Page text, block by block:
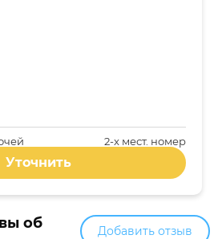
2-x мест. номер
Уточнить
об
Добавить отзыв